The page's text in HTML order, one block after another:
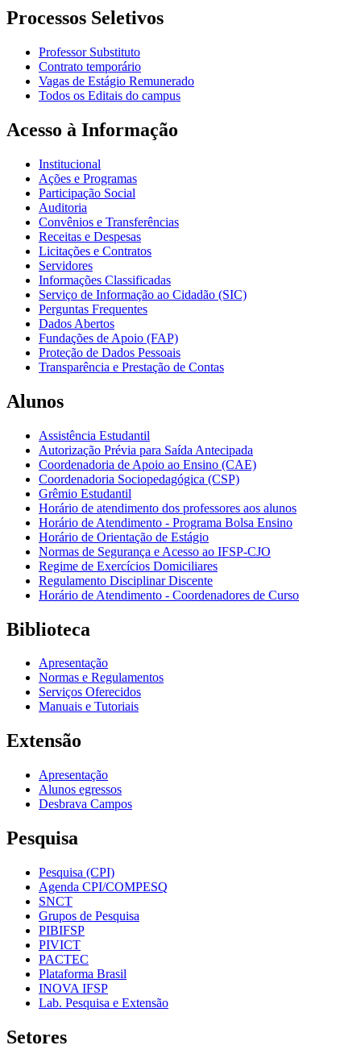
Processos Seletivos
Professor Substituto
Contrato temporário
Vagas de Estágio Remunerado
Todos os Editais do campus
Acesso à Informação
Institucional
Ações e Programas
Participação Social
Auditoria
Convênios e Transferências
Receitas e Despesas
Licitações e Contratos
Servidores
Informações Classificadas
Serviço de Informação ao Cidadão (SIC)
Perguntas Frequentes
Dados Abertos
Fundações de Apoio (FAP)
Proteção de Dados Pessoais
Transparência e Prestação de Contas
Alunos
Assistência Estudantil
Autorização Prévia para Saída Antecipada
Coordenadoria de Apoio ao Ensino (CAE)
Coordenadoria Sociopedagógica (CSP)
Grêmio Estudantil
Horário de atendimento dos professores aos alunos
Horário de Atendimento - Programa Bolsa Ensino
Horário de Orientação de Estágio
Normas de Segurança e Acesso ao IFSP-CJO
Regime de Exercícios Domiciliares
Regulamento Disciplinar Discente
Horário de Atendimento - Coordenadores de Curso
Biblioteca
Apresentação
Normas e Regulamentos
Serviços Oferecidos
Manuais e Tutoriais
Extensão
Apresentação
Alunos egressos
Desbrava Campos
Pesquisa
Pesquisa (CPI)
Agenda CPI/COMPESQ
SNCT
Grupos de Pesquisa
PIBIFSP
PIVICT
PACTEC
Plataforma Brasil
INOVA IFSP
Lab. Pesquisa e Extensão
Setores